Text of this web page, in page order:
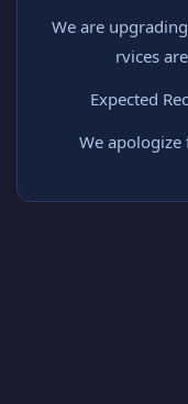
We are
rvices
Expected
We apologize